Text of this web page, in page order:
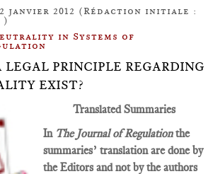
janvier 2012 (Rédaction initiale :
)
in Systems of
LEGAL PRINCIPLE REGARDING
EXIST?
Translated Summaries
In The Journal of Regulationthe
summaries’ translation are done by
the Editors and not by the authors